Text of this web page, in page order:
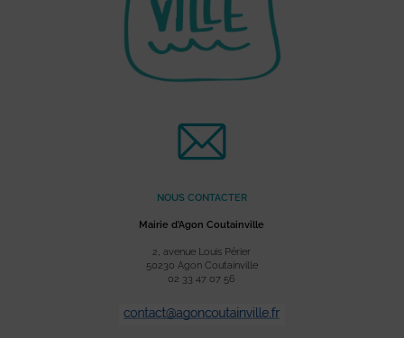
NOUS CONTACTER
Mairie d’Agon Coutainville
2, avenue Louis Périer
50230 Agon Coutainville
02 33 47 07 56